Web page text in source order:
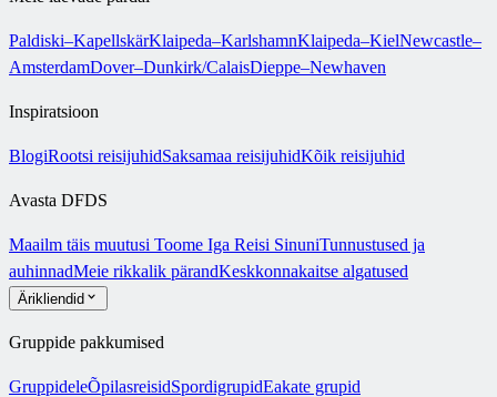
Paldiski–KapellskärKlaipeda–KarlshamnKlaipeda–KielNewcastle–
AmsterdamDover–Dunkirk/CalaisDieppe–Newhaven
Inspiratsioon
BlogiRootsi reisijuhidSaksamaa reisijuhidKõik reisijuhid
Avasta DFDS
Maailm täis muutusi Toome Iga Reisi SinuniTunnustused ja
auhinnadMeie rikkalik pärandKeskkonnakaitse algatused
Ärikliendid
Gruppide pakkumised
GruppideleÕpilasreisidSpordigrupidEakate grupid